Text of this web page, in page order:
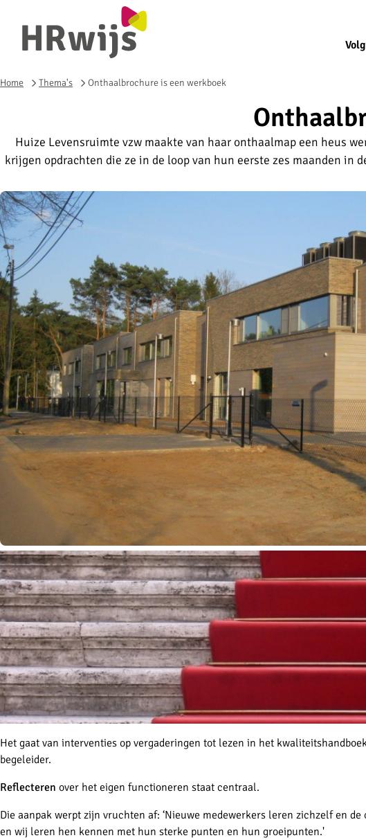
Home Thema's Onthaalbrochure is een werkboek
Huize Levensruimte vzw maakte van haar onthaalmap een heus
krijgen opdrachten die ze in de loop van hun eerste zes maanden in
Het gaat van interventies op vergaderingen tot lezen in het
begeleider.
Reflecteren over het eigen functioneren staat centraal.
Die aanpak werpt zijn vruchten af: ‘Nieuwe medewerkers leren zichzelf en de
en wij leren hen kennen met hun sterke punten en hun groeipunten.'